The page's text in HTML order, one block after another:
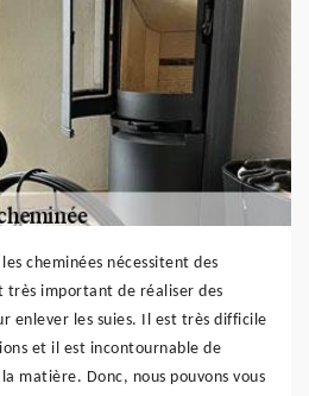
cheminées nécessitent des
important de réaliser des
enlever les suies. Il est très difficile
et il est incontournable de
matière. Donc, nous pouvons vous